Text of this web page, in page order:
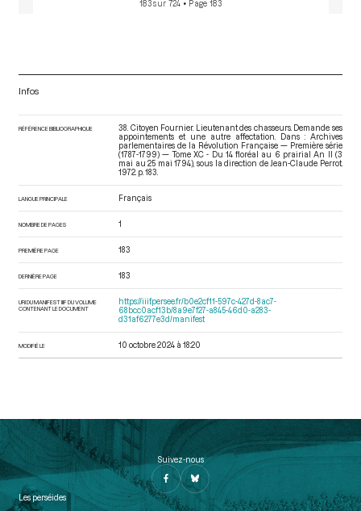
183 sur 724 • Page 183
Infos
RÉFÉRENCE BIBLIOGRAPHIQUE
38. Citoyen Fournier. Lieutenant des chasseurs. Demande ses
appointements et une autre affectation. Dans : Archives
parlementaires de la Révolution Française — Première série
(1787-1799) — Tome XC - Du 14 floréal au 6 prairial An II (3
mai au 25 mai 1794) , sous la direction de Jean-Claude Perrot.
1972. p. 183.
LANGUE PRINCIPALE Français
NOMBRE DE PAGES 1
PREMIÈRE PAGE 183
DERNIÈRE PAGE 183
URI DU MANIFEST IIIF DU VOLUME
CONTENANT LE DOCUMENT
https://iiif.persee.fr/b0e2cf11-597c-427d-8ac7-
68bcc0acf13b/8a9e7f27-a845-46d0-a283-
d31af6277e3d/manifest
MODIFIÉ LE 10 octobre 2024 à 18:20
Suivez-nous
Les perséides